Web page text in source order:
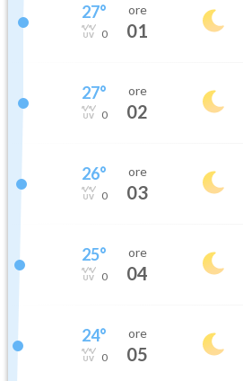
27°
0
ore
01
27°
0
ore
02
26°
0
ore
03
25°
0
ore
04
24°
0
ore
05